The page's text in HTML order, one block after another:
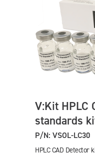
V:Kit HPLC
standards
P/N: VSOL-LC30
HPLC CAD Detector